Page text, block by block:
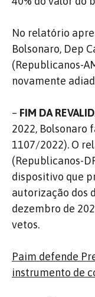
No relatório
Bolsonaro, Dep
(Republicanos-
novamente
– FIM DA
2022, Bolsonaro
1107/2022). O
(Republicanos-
dispositivo que
autorização dos
dezembro de
vetos.
Paim defende
instrumento de